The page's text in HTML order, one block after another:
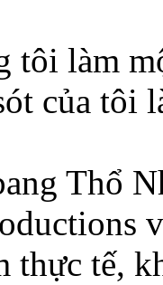
tôi làm
của tôi
Thổ
thực tế,